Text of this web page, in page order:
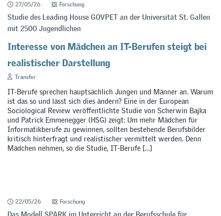
27/05/26 Forschung
Studie des Leading House GOVPET an der Universität St. Gallen
mit 2500 Jugendlichen
Interesse von Mädchen an IT-Berufen steigt bei
realistischer Darstellung
Transfer
IT-Berufe sprechen hauptsächlich Jungen und Männer an. Warum
ist das so und lässt sich dies ändern? Eine in der European
Sociological Review veröffentlichte Studie von Scherwin Bajka
und Patrick Emmenegger (HSG) zeigt: Um mehr Mädchen für
Informatikberufe zu gewinnen, sollten bestehende Berufsbilder
kritisch hinterfragt und realistischer vermittelt werden. Denn
Mädchen nehmen, so die Studie, IT-Berufe […]
22/05/26 Forschung
Das Modell SPARK im Unterricht an der Berufsschule für